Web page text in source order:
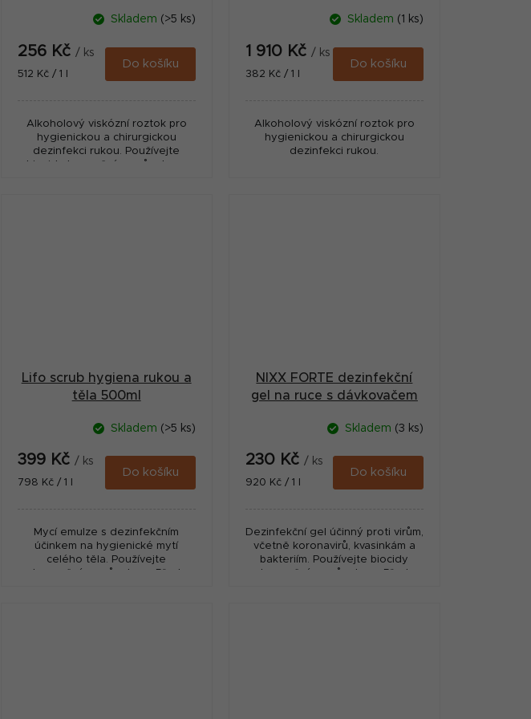
Skladem (>5 ks)
256 Kč / ks
Měrná
512 Kč / 1 l
Do košíku
Alkoholový viskózní roztok pro
hygienickou a chirurgickou
dezinfekci rukou. Používejte
biocidy bezpečným způsobem.
Skladem (1 ks)
1 910 Kč / ks
Měrná
382 Kč / 1 l
Do košíku
Alkoholový viskózní roztok pro
hygienickou a chirurgickou
dezinfekci rukou.
Lifo scrub hygiena rukou a
těla 500ml
Skladem (>5 ks)
399 Kč / ks
Měrná
798 Kč / 1 l
Do košíku
Mycí emulze s dezinfekčním
účinkem na hygienické mytí
celého těla. Používejte
bezpečným způsobem. Před
NIXX FORTE dezinfekční
gel na ruce s dávkovačem
Skladem (3 ks)
230 Kč / ks
Měrná
920 Kč / 1 l
Do košíku
Dezinfekční gel účinný proti virům,
včetně koronavirů, kvasinkám a
bakteriím. Používejte biocidy
bezpečným způsobem. Před